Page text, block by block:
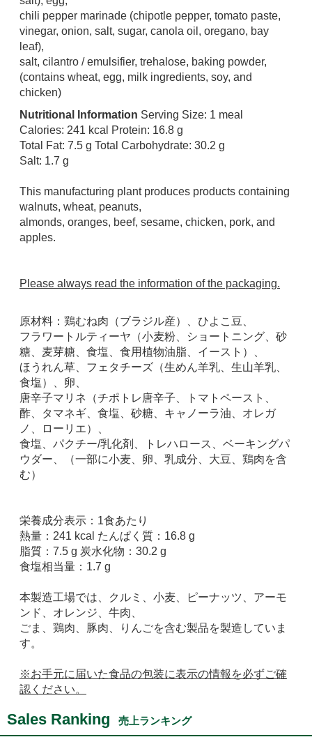
chili pepper marinade (chipotle pepper, tomato paste,
vinegar, onion, salt, sugar, canola oil, oregano, bay
leaf),
salt, cilantro / emulsifier, trehalose, baking powder,
(contains wheat, egg, milk ingredients, soy, and
chicken)
Nutritional Information Serving Size: 1 meal
Calories: 241 kcal Protein: 16.8 g
Total Fat: 7.5 g Total Carbohydrate: 30.2 g
Salt: 1.7 g
This manufacturing plant produces products containing
walnuts, wheat, peanuts,
almonds, oranges, beef, sesame, chicken, pork, and
apples.
Please always read the information of the packaging.
原材料：鶏むね肉（ブラジル産）、ひよこ豆、
フラワートルティーヤ（小麦粉、ショートニング、砂
糖、麦芽糖、食塩、食用植物油脂、イースト）、
ほうれん草、フェタチーズ（生めん羊乳、生山羊乳、
食塩）、卵、
唐辛子マリネ（チポトレ唐辛子、トマトペースト、
酢、タマネギ、食塩、砂糖、キャノーラ油、オレガ
ノ、ローリエ）、
食塩、パクチー/乳化剤、トレハロース、ベーキングパ
ウダー、（一部に小麦、卵、乳成分、大豆、鶏肉を含
む）
栄養成分表示：1食あたり
熱量：241 kcal たんぱく質：16.8 g
脂質：7.5 g 炭水化物：30.2 g
食塩相当量：1.7 g
本製造工場では、クルミ、小麦、ピーナッツ、アーモ
ンド、オレンジ、牛肉、
ごま、鶏肉、豚肉、りんごを含む製品を製造していま
す。
※お手元に届いた食品の包装に表示の情報を必ずご確
認ください。
Sales Ranking 売上ランキング